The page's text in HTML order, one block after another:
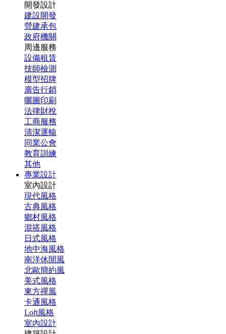
開發設計
建設開發
營建承包
政府機關
周邊服務
設備租賃
技師檢測
模型招牌
廣告行銷
曬圖印刷
法律財稅
工商服務
清潔運輸
同業公會
教育訓練
其他
專業設計
室內設計
現代風格
古典風格
鄉村風格
混搭風格
日式風格
地中海風格
南洋休閒風
北歐簡約風
美式風格
東方禪風
卡通風格
Loft風格
室內設計